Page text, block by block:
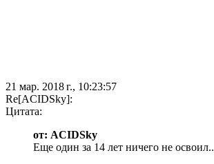
21 мар. 2018 г., 10:23:57
Re[ACIDSky]:
Цитата:
от: ACIDSky
Еще один за 14 лет ничего не освоил..